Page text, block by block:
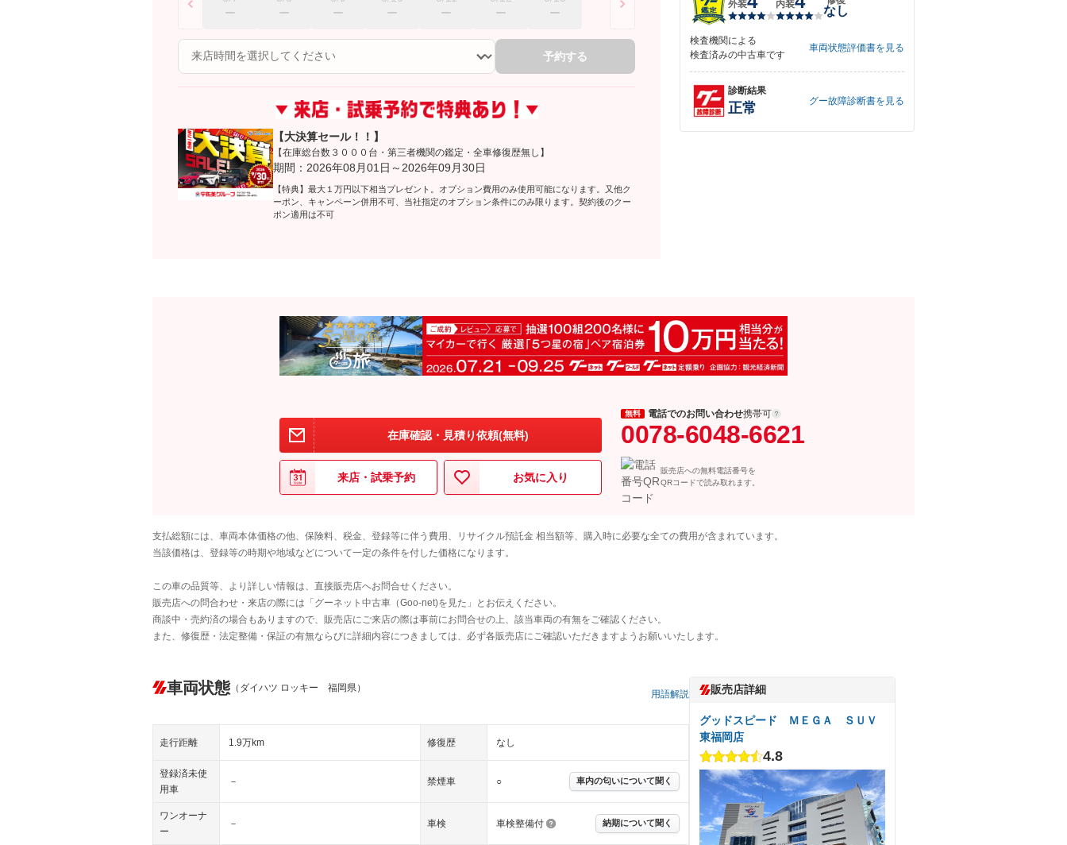
予約する
【大決算セール！！】
【在庫総台数３０００台・第三者機関の鑑定・全車修復歴無し】
期間：2026年08月01日～2026年09月30日
【特典】最大１万円以下相当プレゼント。オプション費用のみ使用可能になります。又他ク
ーポン、キャンペーン併用不可、当社指定のオプション条件にのみ限ります。契約後のクー
ポン適用は不可
外装 内装 なし
検査機関による
検査済みの中古車です
車両状態評価書を見る
診断結果
正常 グー故障診断書を見る
在庫確認・見積り依頼(無料)
来店・試乗予約 お気に入り
無料 電話でのお問い合わせ携帯可
0078-6048-6621
販売店への無料電話番号を
QRコードで読み取れます。
支払総額には、車両本体価格の他、保険料、税金、登録等に伴う費用、リサイクル預託金 相当額等、購入時に必要な全ての費用が含まれています。
当該価格は、登録等の時期や地域などについて一定の条件を付した価格になります。
この車の品質等、より詳しい情報は、直接販売店へお問合せください。
販売店への問合わせ・来店の際には「グーネット中古車（Goo-net)を見た」とお伝えください。
商談中・売約済の場合もありますので、販売店にご来店の際は事前にお問合せの上、該当車両の有無をご確認ください。
また、修復歴・法定整備・保証の有無ならびに詳細内容につきましては、必ず各販売店にご確認いただきますようお願いいたします。
車両状態 （ダイハツ ロッキー 福岡県）
用語解説
走行距離 1.9万km 修復歴 なし
登録済未使
用車
－ 禁煙車 ○ 車内の匂いについて聞く
ワンオーナ
ー
－ 車検 車検整備付 納期について聞く
販売店詳細
グッドスピード ＭＥＧＡ ＳＵＶ
東福岡店
4.8